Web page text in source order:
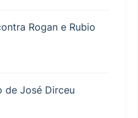
Rogan e Rubio
de José Dirceu